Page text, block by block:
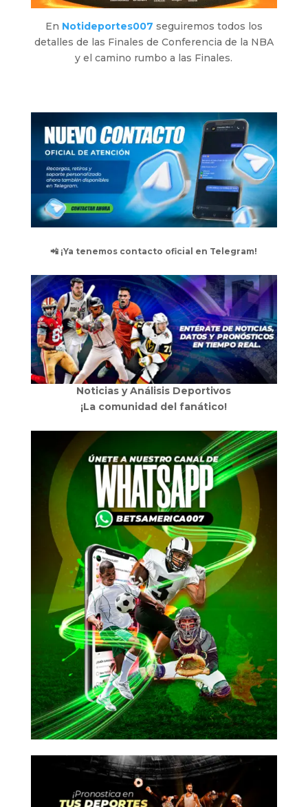
En Notideportes007 seguiremos todos los
detalles de las Finales de Conferencia de la NBA
y el camino rumbo a las Finales.
📲 ¡Ya tenemos contacto oficial en Telegram!
Noticias y Análisis Deportivos
¡La comunidad del fanático!